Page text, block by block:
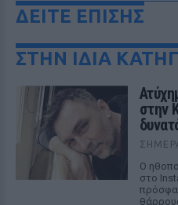
ΔΕΙΤΕ ΕΠΙΣΗΣ
ΣΤΗΝ ΙΔΙΑ
στην
Ο
στο